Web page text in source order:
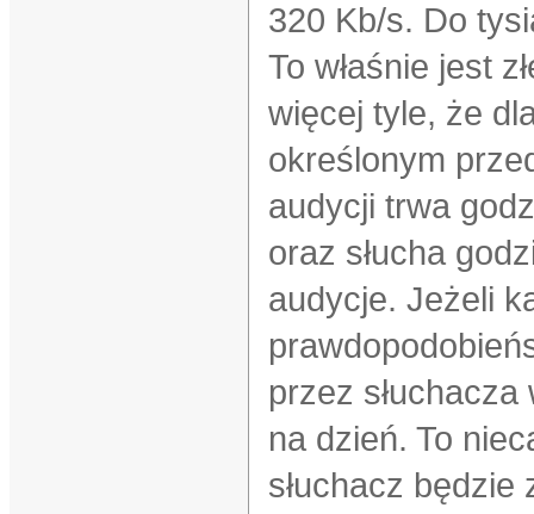
320 Kb/s. Do
To właśnie jest
więcej tyle, że
określonym
audycji trwa
oraz słucha
audycje. Jeżeli
przez
na dzień. To
słuchacz